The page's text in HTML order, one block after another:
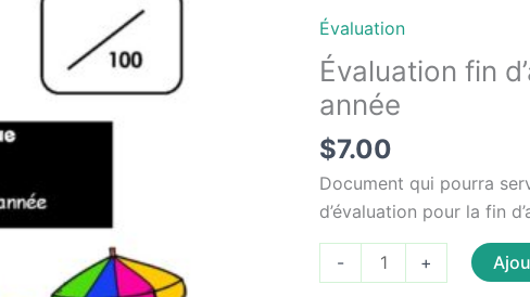
Évaluation
Évaluation fin
année
$7.00
Document qui pourra
d’évaluation pour la fin
-
quantité
de
+